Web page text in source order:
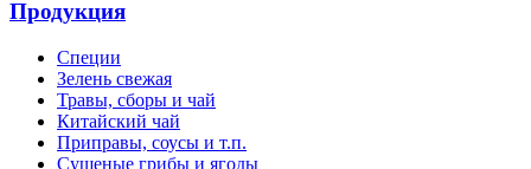
Продукция
Специи
Зелень свежая
Травы, сборы и чай
Китайский чай
Приправы, соусы и т.п.
Сушеные грибы и ягоды